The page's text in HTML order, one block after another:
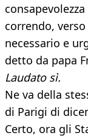
correndo,
necessario e
detto da papa
Laudato sì.
Ne va della
di Parigi di
Certo, ora gli